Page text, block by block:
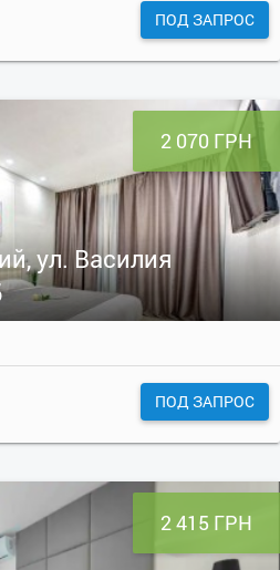
ПОД ЗАПРОС
2 070 ГРН
ул. Василия
ПОД ЗАПРОС
2 415 ГРН